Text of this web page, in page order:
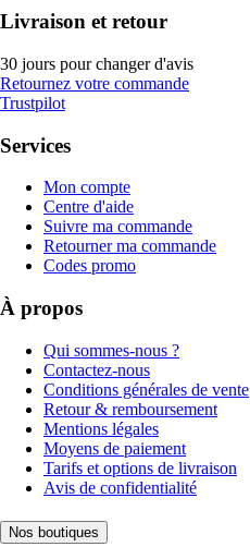
Livraison et retour
30 jours pour changer d'avis
Retournez votre commande
Trustpilot
Services
Mon compte
Centre d'aide
Suivre ma commande
Retourner ma commande
Codes promo
À propos
Qui sommes-nous ?
Contactez-nous
Conditions générales de vente
Retour & remboursement
Mentions légales
Moyens de paiement
Tarifs et options de livraison
Avis de confidentialité
Nos boutiques